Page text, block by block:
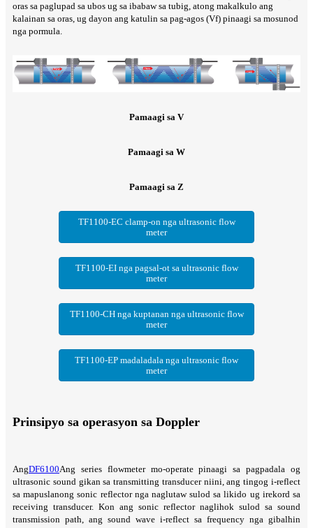
oras sa paglupad sa ubos ug sa ibabaw sa tubig, atong makalkulo ang
kalainan sa oras, ug dayon ang katulin sa pag-agos (Vf) pinaagi sa mosunod
nga pormula.
Pamaagi sa V
Pamaagi sa W
Pamaagi sa Z
TF1100-EC clamp-on nga ultrasonic flow
meter
TF1100-EI nga pagsal-ot sa ultrasonic flow
meter
TF1100-CH nga kuptanan nga ultrasonic flow
meter
TF1100-EP madaladala nga ultrasonic flow
meter
Prinsipyo sa operasyon sa Doppler
AngDF6100Ang series flowmeter mo-operate pinaagi sa pagpadala og
ultrasonic sound gikan sa transmitting transducer niini, ang tingog i-reflect
sa mapuslanong sonic reflector nga naglutaw sulod sa likido ug irekord sa
receiving transducer. Kon ang sonic reflector naglihok sulod sa sound
transmission path, ang sound wave i-reflect sa frequency nga gibalhin